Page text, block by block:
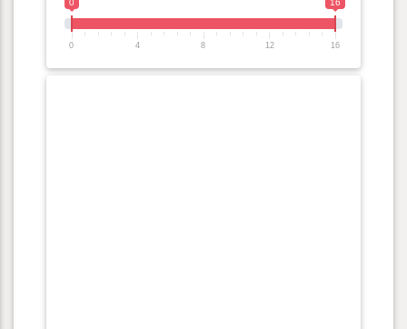
0 16
0 4 8 12 16